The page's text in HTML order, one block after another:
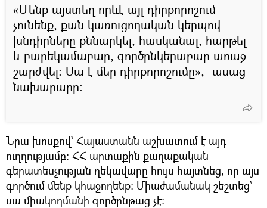
«Մենք այստեղ որևէ այլ դիրքորոշում
չունենք, քան կառուցողական կերպով
խնդիրները քննարկել, հասկանալ, հարթել
և բարեկամաբար, գործընկերաբար առաջ
շարժվել։ Սա է մեր դիրքորոշումը»,- ասաց
նախարարը։
Նրա խոսքով` Հայաստանն աշխատում է այդ
ուղղությամբ։ ՀՀ արտաքին քաղաքական
գերատեսչության ղեկավարը հույս հայտնեց, որ այս
գործում մենք կհաջողենք։ Միաժամանակ շեշտեց`
սա միակողմանի գործընթաց չէ։